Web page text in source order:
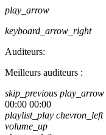
play_arrow
keyboard_arrow_right
Auditeurs:
Meilleurs auditeurs :
skip_previous play_arrow
00:00 00:00
playlist_play chevron_left
volume_up